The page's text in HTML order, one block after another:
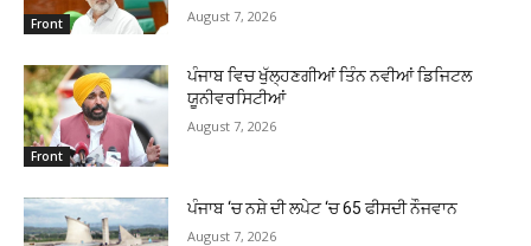
Front August 7, 2026
Front
ਪੰਜਾਬ ਵਿਚ ਖੁੱਲ੍ਹਣਗੀਆਂ ਤਿੰਨ ਨਵੀਆਂ ਡਿਜਿਟਲ
ਯੂਨੀਵਰਸਿਟੀਆਂ
August 7, 2026
ਪੰਜਾਬ ‘ਚ ਨਸ਼ੇ ਦੀ ਲਪੇਟ ‘ਚ 65 ਫੀਸਦੀ ਨੌਜਵਾਨ
August 7, 2026